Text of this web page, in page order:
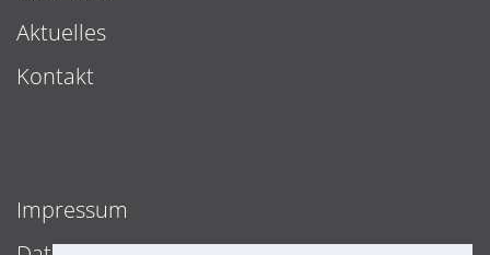
Aktuelles
Kontakt
Impressum